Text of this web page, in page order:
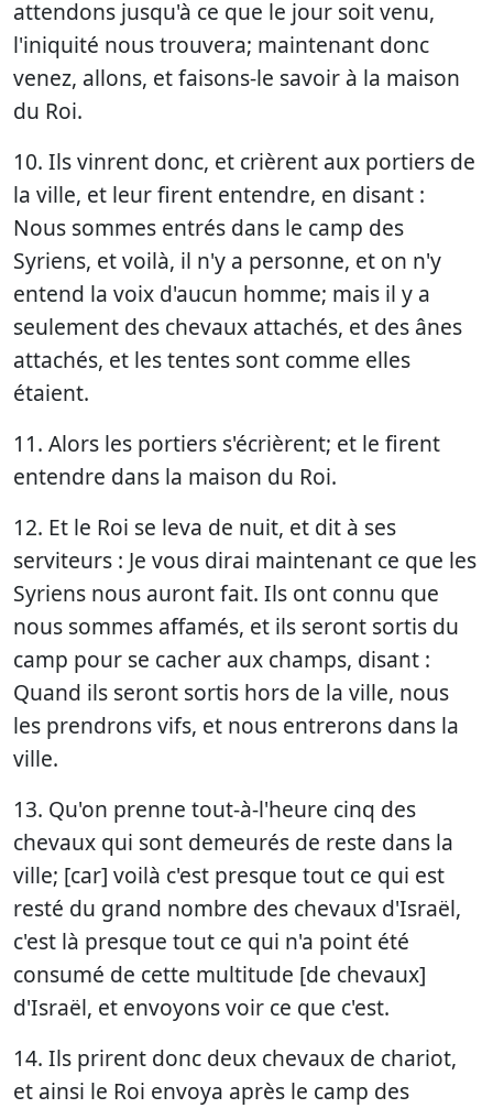
attendons jusqu'à ce que le jour soit venu,
l'iniquité nous trouvera; maintenant donc
venez, allons, et faisons-le savoir à la maison
du Roi.
10. Ils vinrent donc, et crièrent aux portiers de
la ville, et leur firent entendre, en disant :
Nous sommes entrés dans le camp des
Syriens, et voilà, il n'y a personne, et on n'y
entend la voix d'aucun homme; mais il y a
seulement des chevaux attachés, et des ânes
attachés, et les tentes sont comme elles
étaient.
11. Alors les portiers s'écrièrent; et le firent
entendre dans la maison du Roi.
12. Et le Roi se leva de nuit, et dit à ses
serviteurs : Je vous dirai maintenant ce que les
Syriens nous auront fait. Ils ont connu que
nous sommes affamés, et ils seront sortis du
camp pour se cacher aux champs, disant :
Quand ils seront sortis hors de la ville, nous
les prendrons vifs, et nous entrerons dans la
ville.
13. Qu'on prenne tout-à-l'heure cinq des
chevaux qui sont demeurés de reste dans la
ville; [car] voilà c'est presque tout ce qui est
resté du grand nombre des chevaux d'Israël,
c'est là presque tout ce qui n'a point été
consumé de cette multitude [de chevaux]
d'Israël, et envoyons voir ce que c'est.
14. Ils prirent donc deux chevaux de chariot,
et ainsi le Roi envoya après le camp des